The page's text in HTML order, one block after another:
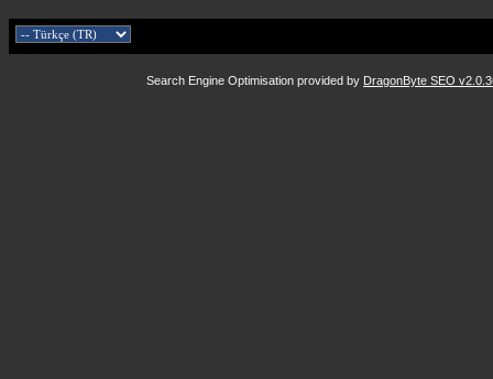
Search Engine Optimisation provided by DragonByte SEO